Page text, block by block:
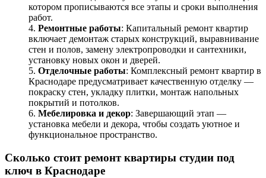
котором прописываются все этапы и сроки выполнения
работ.
Ремонтные работы: Капитальный ремонт квартир
включает демонтаж старых конструкций, выравнивание
стен и полов, замену электропроводки и сантехники,
установку новых окон и дверей.
Отделочные работы: Комплексный ремонт квартир в
Краснодаре предусматривает качественную отделку —
покраску стен, укладку плитки, монтаж напольных
покрытий и потолков.
Мебелировка и декор: Завершающий этап —
установка мебели и декора, чтобы создать уютное и
функциональное пространство.
Сколько стоит ремонт квартиры студии под
ключ в Краснодаре